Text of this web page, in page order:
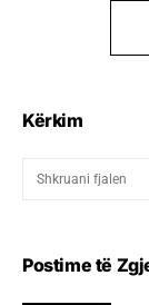
Kërkim
Postime të